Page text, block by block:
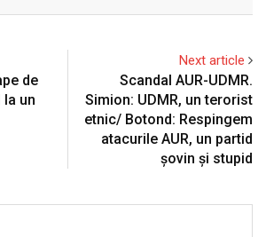
de
un
Next article
Scandal AUR-UDMR.
Simion: UDMR, un terorist
etnic/ Botond: Respingem
atacurile AUR, un partid
șovin și stupid